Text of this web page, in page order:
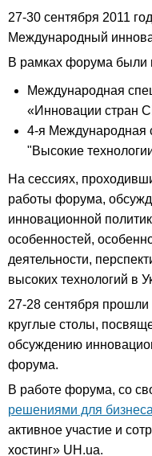
27-30 сентября 2011
Международный
В рамках форума были
Международная
«Инновации стран
4-я Международная
"Высокие
На сессиях,
работы форума,
инновационной
особенностей,
деятельности,
высоких технологий в
27-28 сентября
круглые столы,
обсуждению
форума.
В работе форума, со
решениями для бизнеса
активное участие и
хостинг» UH.ua.